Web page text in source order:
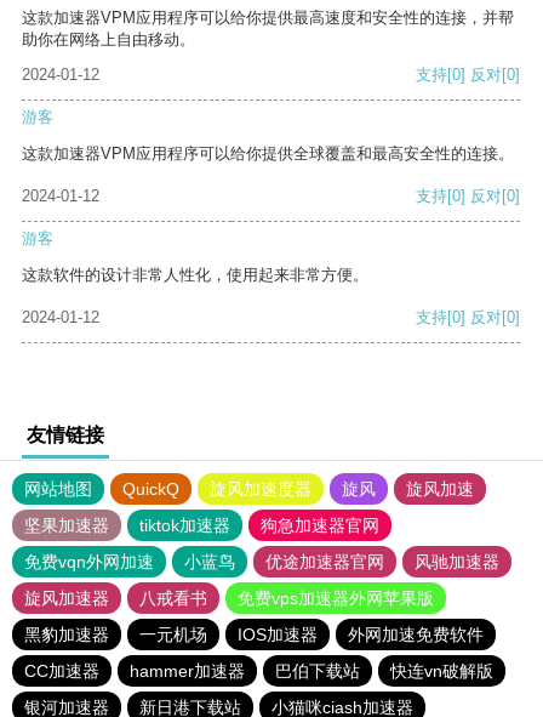
这款加速器VPM应用程序可以给你提供最高速度和安全性的连接，并帮
助你在网络上自由移动。
2024-01-12
支持[0] 反对[0]
游客
这款加速器VPM应用程序可以给你提供全球覆盖和最高安全性的连接。
2024-01-12 支持[0] 反对[0]
游客
这款软件的设计非常人性化，使用起来非常方便。
2024-01-12 支持[0] 反对[0]
友情链接
网站地图 QuickQ 旋风加速度器 旋风
旋风加速
坚果加速器
tiktok加速器
狗急加速器官网
免费vqn外网加速
小蓝鸟 优途加速器官网
风驰加速器
旋风加速器
八戒看书
免费vps加速器外网苹果版
黑豹加速器
一元机场 IOS加速器
外网加速免费软件
CC加速器
hammer加速器 巴伯下载站
快连vn破解版
银河加速器
新日港下载站 小猫咪ciash加速器